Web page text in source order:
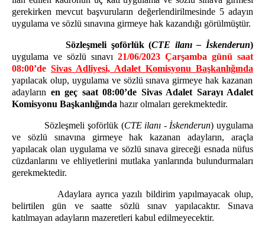
CEZA MAHKEMELERİ
Ağır Ceza Mahkemeleri
Sulh Ceza Hakimlikleri
İcra/İnfaz/Çocuk Mahkemeleri
HUKUK MAHKEMELERİ
Asliye Hukuk Mahkemeleri
Aile Mahkemeleri
İş/Kadastro Mahkemeleri
MÜLHAKATLAR
Hakim/Cumhuriyet Savcısı
GEMEREK
gerekirken mevcut başvuruların değerlendirilmesinde 5 adayın
uygulama ve sözlü sınavına girmeye hak kazandığı görülmüştür.
Sözleşmeli şoförlük (CTE ilanı – İskenderun)
uygulama ve sözlü sınavı 21/06/2023 Çarşamba günü saat
08:00’de Sivas Adliyesi, Adalet Komisyonu Başkanlığında
yapılacak olup, uygulama ve sözlü sınava girmeye hak kazanan
adayların en geç saat 08:00’de Sivas Adalet Sarayı Adalet
Komisyonu Başkanlığında hazır olmaları gerekmektedir.
Sözleşmeli şoförlük (CTE ilanı - İskenderun) uygulama
ve sözlü sınavına girmeye hak kazanan adayların, araçla
yapılacak olan uygulama ve sözlü sınava gireceği esnada nüfus
cüzdanlarını ve ehliyetlerini mutlaka yanlarında bulundurmaları
gerekmektedir.
Adaylara ayrıca yazılı bildirim yapılmayacak olup,
belirtilen gün ve saatte sözlü sınav yapılacaktır. Sınava
katılmayan adayların mazeretleri kabul edilmeyecektir.